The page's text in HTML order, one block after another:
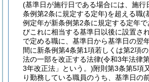
(基準日が施行日である場合には、施行
条例第2条に規定する定年)を超える職(
例定年が新条例第2条に規定する定年
びこれに相当する基準日以後に設置さ
で定める職に、基準日から基準日の翌
間に新条例第4条第1項若しくは第2項
法の一部を改正する法律(令和3年法律
3年改正法」という。)附則第3条第5項
り勤務している職員のうち、基準日の